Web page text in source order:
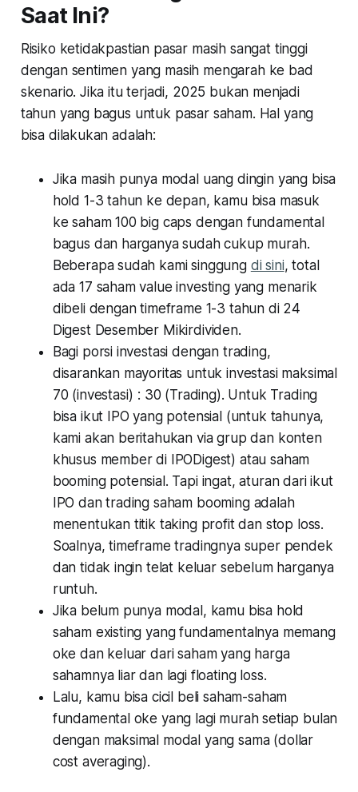
Saat Ini?
Risiko ketidakpastian pasar masih sangat tinggi
dengan sentimen yang masih mengarah ke bad
skenario. Jika itu terjadi, 2025 bukan menjadi
tahun yang bagus untuk pasar saham. Hal yang
bisa dilakukan adalah:
Jika masih punya modal uang dingin yang bisa
hold 1-3 tahun ke depan, kamu bisa masuk
ke saham 100 big caps dengan fundamental
bagus dan harganya sudah cukup murah.
Beberapa sudah kami singgung di sini, total
ada 17 saham value investing yang menarik
dibeli dengan timeframe 1-3 tahun di 24
Digest Desember Mikirdividen.
Bagi porsi investasi dengan trading,
disarankan mayoritas untuk investasi maksimal
70 (investasi) : 30 (Trading). Untuk Trading
bisa ikut IPO yang potensial (untuk tahunya,
kami akan beritahukan via grup dan konten
khusus member di IPODigest) atau saham
booming potensial. Tapi ingat, aturan dari ikut
IPO dan trading saham booming adalah
menentukan titik taking profit dan stop loss.
Soalnya, timeframe tradingnya super pendek
dan tidak ingin telat keluar sebelum harganya
runtuh.
Jika belum punya modal, kamu bisa hold
saham existing yang fundamentalnya memang
oke dan keluar dari saham yang harga
sahamnya liar dan lagi floating loss.
Lalu, kamu bisa cicil beli saham-saham
fundamental oke yang lagi murah setiap bulan
dengan maksimal modal yang sama (dollar
cost averaging).